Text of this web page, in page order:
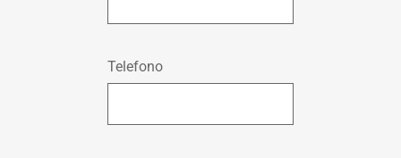
Telefono